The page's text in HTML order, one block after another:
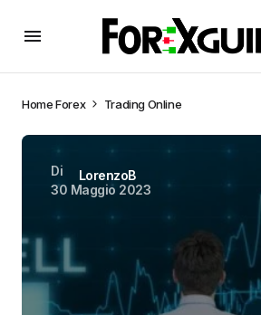
HomeForex Trading Online
Di
LorenzoB
30 Maggio 2023